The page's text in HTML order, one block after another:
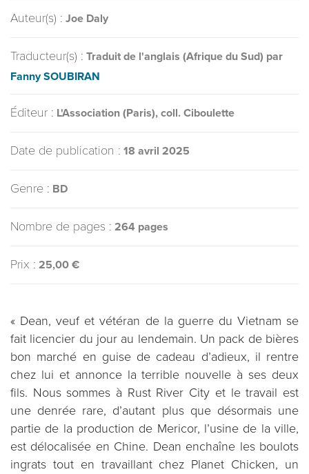
Auteur(s) : Joe Daly
Traducteur(s) : Traduit de l'anglais (Afrique du Sud) par
Fanny SOUBIRAN
Éditeur : L'Association (Paris), coll. Ciboulette
Date de publication : 18 avril 2025
Genre : BD
Nombre de pages : 264 pages
Prix : 25,00 €
« Dean, veuf et vétéran de la guerre du Vietnam se
fait licencier du jour au lendemain. Un pack de bières
bon marché en guise de cadeau d’adieux, il rentre
chez lui et annonce la terrible nouvelle à ses deux
fils. Nous sommes à Rust River City et le travail est
une denrée rare, d’autant plus que désormais une
partie de la production de Mericor, l’usine de la ville,
est délocalisée en Chine. Dean enchaîne les boulots
ingrats tout en travaillant chez Planet Chicken, un